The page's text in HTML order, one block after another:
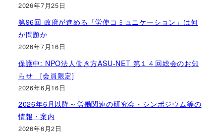
2026年7月25日
第96回 政府が進める「労使コミュニケーション」は何
が問題か
2026年7月16日
保護中: NPO法人働き方ASU-NET 第１４回総会のお知
らせ [会員限定]
2026年6月16日
2026年6月以降～労働関連の研究会・シンポジウム等の
情報・案内
2026年6月2日